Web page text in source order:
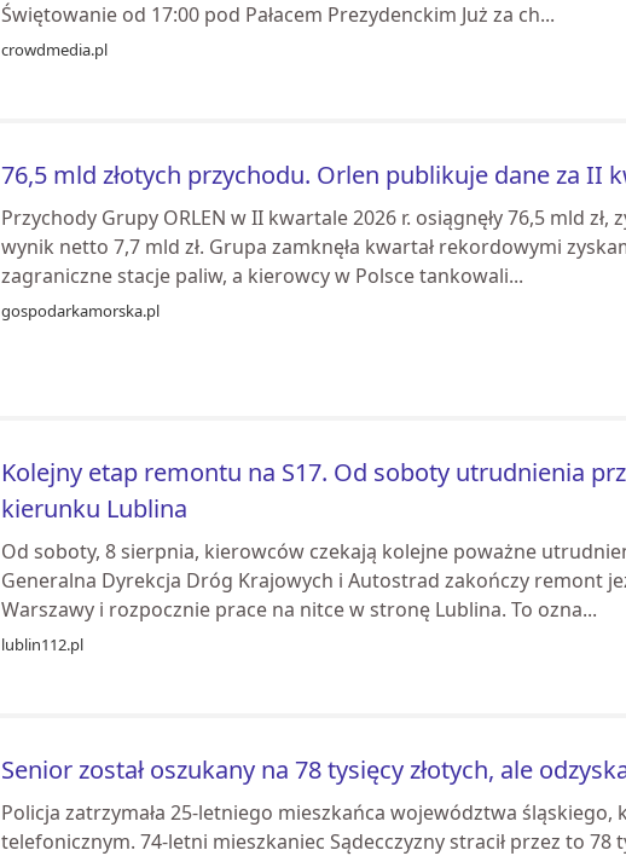
Świętowanie od 17:00 pod Pałacem Prezydenckim Już za ch...
crowdmedia.pl
76,5 mld złotych przychodu. Orlen publikuje dane za II
Przychody Grupy ORLEN w II kwartale 2026 r. osiągnęły 76,5 mld zł,
wynik netto 7,7 mld zł. Grupa zamknęła kwartał rekordowymi
zagraniczne stacje paliw, a kierowcy w Polsce tankowali...
gospodarkamorska.pl
Kolejny etap remontu na S17. Od soboty utrudnienia
kierunku Lublina
Od soboty, 8 sierpnia, kierowców czekają kolejne poważne
Generalna Dyrekcja Dróg Krajowych i Autostrad zakończy remont
Warszawy i rozpocznie prace na nitce w stronę Lublina. To ozna...
lublin112.pl
Senior został oszukany na 78 tysięcy złotych, ale
Policja zatrzymała 25-letniego mieszkańca województwa śląskiego,
telefonicznym. 74-letni mieszkaniec Sądecczyzny stracił przez to 78